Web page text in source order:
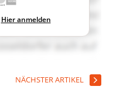
Hier anmelden
NÄCHSTER ARTIKEL